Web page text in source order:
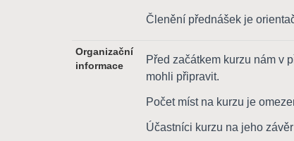
Členění přednášek je
Organizační
informace
Před začátkem kurzu nám v
mohli připravit.
Počet míst na kurzu je
Účastníci kurzu na jeho